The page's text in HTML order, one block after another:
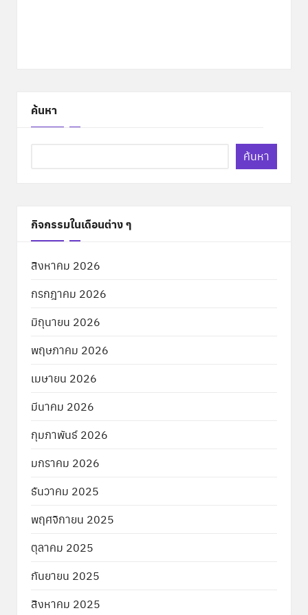
ค้นหา
ค้นหา
กิจกรรมในเดือนต่าง ๆ
สิงหาคม 2026
กรกฎาคม 2026
มิถุนายน 2026
พฤษภาคม 2026
เมษายน 2026
มีนาคม 2026
กุมภาพันธ์ 2026
มกราคม 2026
ธันวาคม 2025
พฤศจิกายน 2025
ตุลาคม 2025
กันยายน 2025
สิงหาคม 2025